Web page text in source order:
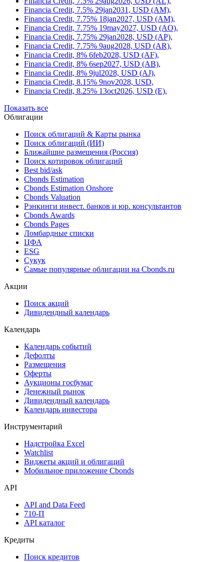
Financia Credit, 7.5% 29jan2031, USD (AM),
Financia Credit, 7.75% 18jan2027, USD (AM),
Financia Credit, 7.75% 19may2027, USD (AO),
Financia Credit, 7.75% 29jan2028, USD (AP),
Financia Credit, 7.75% 9aug2028, USD (AR),
Financia Credit, 8% 6feb2028, USD (AF),
Financia Credit, 8% 6sep2027, USD (AB),
Financia Credit, 8% 9jul2028, USD (AJ),
Financia Credit, 8.15% 9nov2028, USD,
Financia Credit, 8.25% 13oct2026, USD (E),
Показать все
Облигации
Поиск облигаций & Карты рынка
Поиск облигаций (ИИ)
Ближайшие размещения (Россия)
Поиск котировок облигаций
Best bid/ask
Cbonds Estimation
Cbonds Estimation Onshore
Cbonds Valuation
Рэнкинги инвест. банков и юр. консультантов
Cbonds Awards
Cbonds Pages
Ломбардные списки
ЦФА
ESG
Сукук
Самые популярные облигации на Cbonds.ru
Акции
Поиск акций
Дивидендный календарь
Календарь
Календарь событий
Дефолты
Размещения
Оферты
Аукционы госбумаг
Денежный рынок
Дивидендный календарь
Календарь инвестора
Инструментарий
Надстройка Excel
Watchlist
Виджеты акций и облигаций
Мобильное приложение Cbonds
API
API and Data Feed
710-П
API каталог
Кредиты
Поиск кредитов